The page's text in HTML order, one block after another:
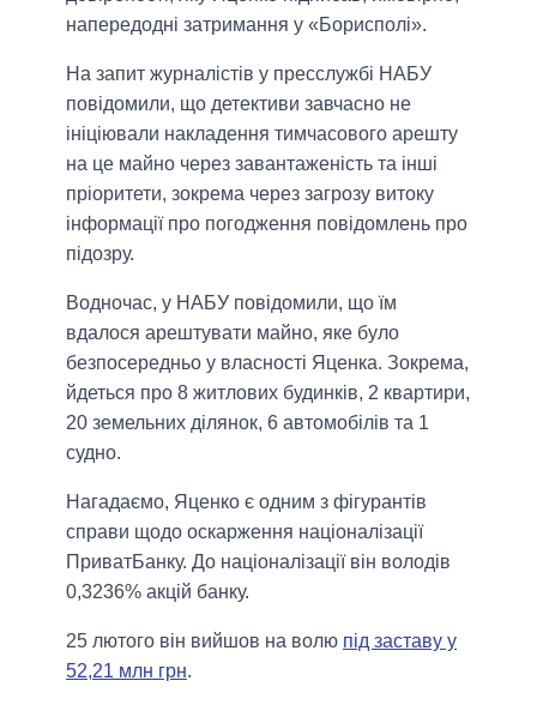
напередодні затримання у «Борисполі».
На запит журналістів у пресслужбі НАБУ
повідомили, що детективи завчасно не
ініціювали накладення тимчасового арешту
на це майно через завантаженість та інші
пріоритети, зокрема через загрозу витоку
інформації про погодження повідомлень про
підозру.
Водночас, у НАБУ повідомили, що їм
вдалося арештувати майно, яке було
безпосередньо у власності Яценка. Зокрема,
йдеться про 8 житлових будинків, 2 квартири,
20 земельних ділянок, 6 автомобілів та 1
судно.
Нагадаємо, Яценко є одним з фігурантів
справи щодо оскарження націоналізації
ПриватБанку. До націоналізації він володів
0,3236% акцій банку.
25 лютого він вийшов на волю під заставу у
52,21 млн грн.